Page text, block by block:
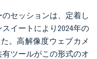
セッションは、定着し
イートにより2024年の
。高解像度ウェブカメ
ツールがこの形式のオ